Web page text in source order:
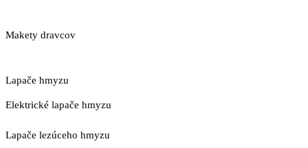
Makety dravcov
Lapače hmyzu
Elektrické lapače hmyzu
Lapače lezúceho hmyzu